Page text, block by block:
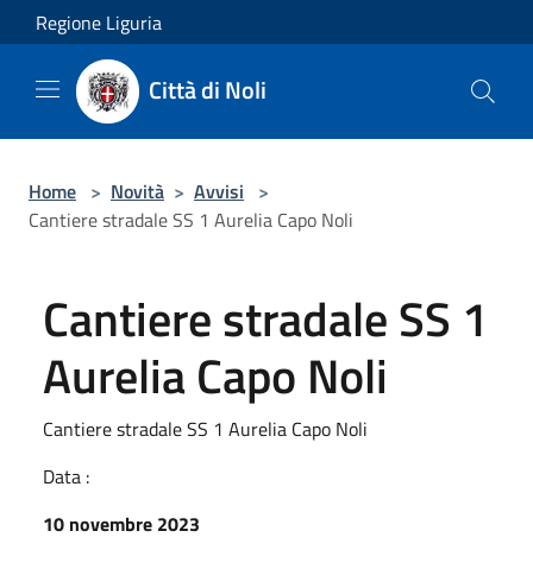
Salta al contenuto principale
Regione Liguria
Città di Noli
Home > Novità > Avvisi >
Cantiere stradale SS 1 Aurelia Capo Noli
Cantiere stradale SS 1
Aurelia Capo Noli
Cantiere stradale SS 1 Aurelia Capo Noli
Data :
10 novembre 2023